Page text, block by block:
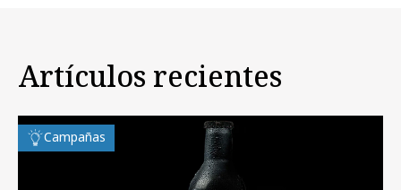
Artículos recientes
Campañas